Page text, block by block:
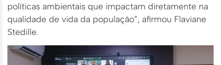
políticas ambientais que impactam diretamente na
qualidade de vida da população”, afirmou Flaviane
Stedille.